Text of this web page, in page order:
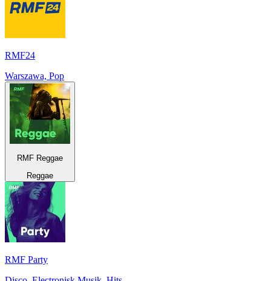
RMF24
Warszawa, Pop
RMF Reggae
Reggae
RMF Party